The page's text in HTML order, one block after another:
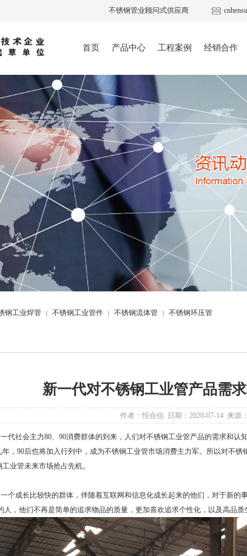
不锈钢管业顾问式供应商
首页 产品中心 工程案例 经销合作
钢工业焊管 | 不锈钢工业管件 | 不锈钢流体管 | 不锈钢环压管
新一代对不锈钢工业管产品需
作者：恒合信 日期：2020-07-14 来源
社会主力80、90消费群体的到来，人们对不锈钢工业管产品的需求和认
年，90后也将加入行列中，成为不锈钢工业管市场消费主力军。所以对不锈
工业管未来市场抢占先机。
成长比较快的群体，伴随着互联网和信息化成长起来的他们，对于新的
人，他们不再是简单的追求物品的质量，更加喜欢追求个性化，以及高品质